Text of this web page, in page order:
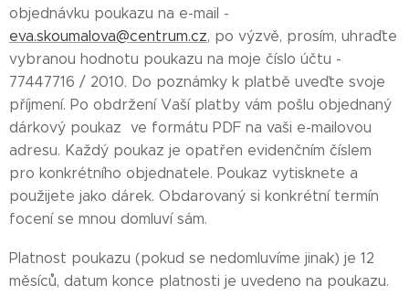
objednávku poukazu na e-mail -
eva.skoumalova@centrum.cz, po výzvě, prosím, uhraďte
vybranou hodnotu poukazu na moje číslo účtu -
77447716 / 2010. Do poznámky k platbě uveďte svoje
příjmení. Po obdržení Vaší platby vám pošlu objednaný
dárkový poukaz ve formátu PDF na vaši e-mailovou
adresu. Každý poukaz je opatřen evidenčním číslem
pro konkrétního objednatele. Poukaz vytisknete a
použijete jako dárek. Obdarovaný si konkrétní termín
focení se mnou domluví sám.
Platnost poukazu (pokud se nedomluvíme jinak) je 12
měsíců, datum konce platnosti je uvedeno na poukazu.